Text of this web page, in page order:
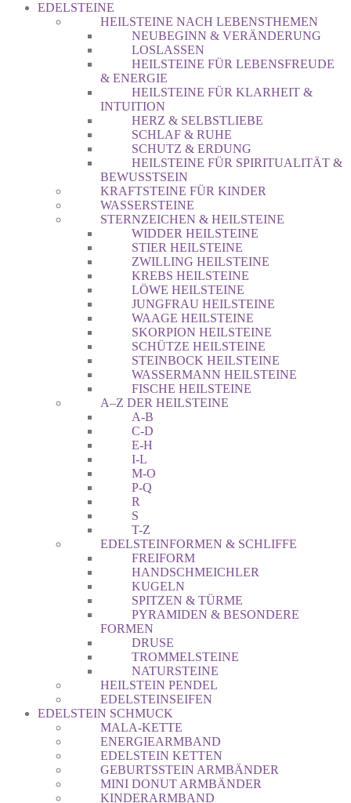
EDELSTEINE
HEILSTEINE NACH LEBENSTHEMEN
NEUBEGINN & VERÄNDERUNG
LOSLASSEN
HEILSTEINE FÜR LEBENSFREUDE
& ENERGIE
HEILSTEINE FÜR KLARHEIT &
INTUITION
HERZ & SELBSTLIEBE
SCHLAF & RUHE
SCHUTZ & ERDUNG
HEILSTEINE FÜR SPIRITUALITÄT &
BEWUSSTSEIN
KRAFTSTEINE FÜR KINDER
WASSERSTEINE
STERNZEICHEN & HEILSTEINE
WIDDER HEILSTEINE
STIER HEILSTEINE
ZWILLING HEILSTEINE
KREBS HEILSTEINE
LÖWE HEILSTEINE
JUNGFRAU HEILSTEINE
WAAGE HEILSTEINE
SKORPION HEILSTEINE
SCHÜTZE HEILSTEINE
STEINBOCK HEILSTEINE
WASSERMANN HEILSTEINE
FISCHE HEILSTEINE
A–Z DER HEILSTEINE
A-B
C-D
E-H
I-L
M-O
P-Q
R
S
T-Z
EDELSTEINFORMEN & SCHLIFFE
FREIFORM
HANDSCHMEICHLER
KUGELN
SPITZEN & TÜRME
PYRAMIDEN & BESONDERE
FORMEN
DRUSE
TROMMELSTEINE
NATURSTEINE
HEILSTEIN PENDEL
EDELSTEINSEIFEN
EDELSTEIN SCHMUCK
MALA-KETTE
ENERGIEARMBAND
EDELSTEIN KETTEN
GEBURTSSTEIN ARMBÄNDER
MINI DONUT ARMBÄNDER
KINDERARMBAND